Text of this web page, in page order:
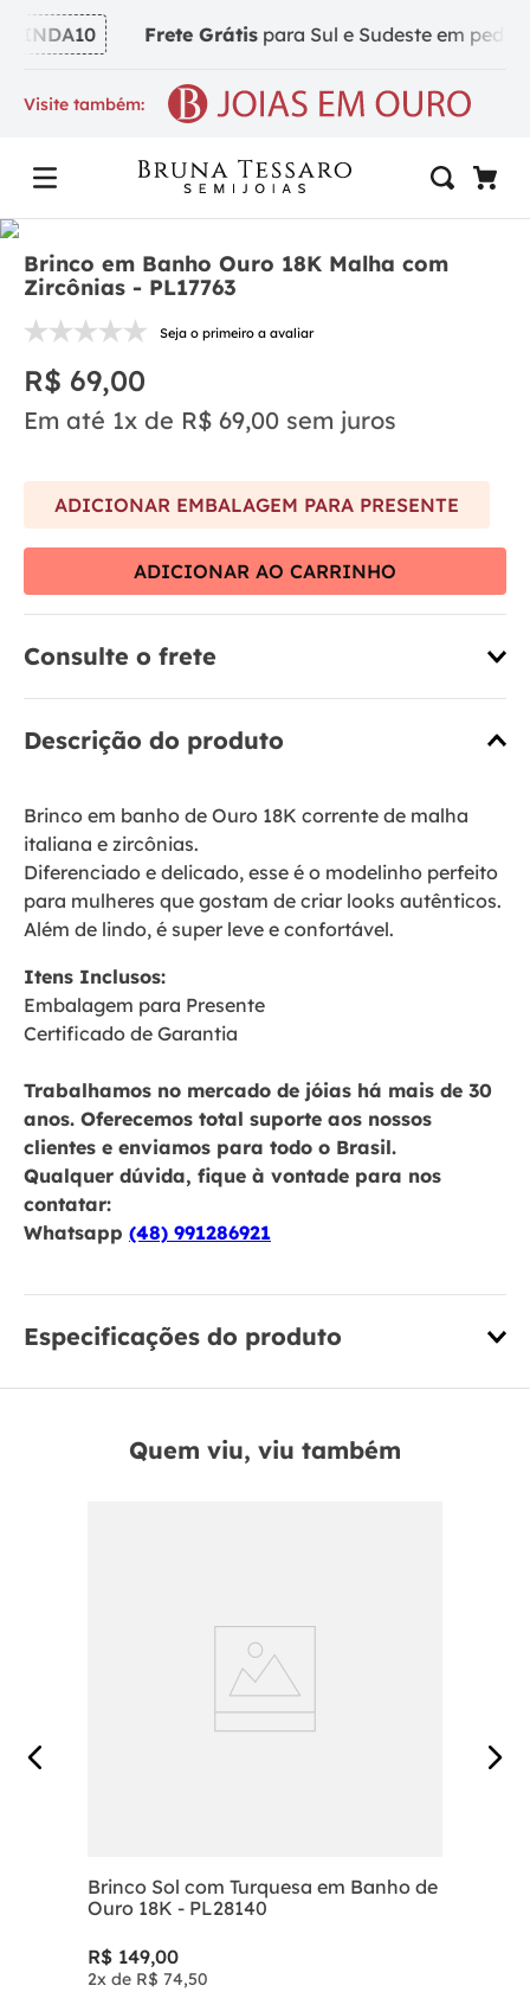
Frete Grátispara Sul e Sudeste em
Visite também:
Brinco em Banho Ouro 18K Malha com
Zircônias - PL17763
Seja o primeiro a avaliar
R$ 69,00
Em até 1x de R$ 69,00 sem juros
ADICIONAR EMBALAGEM PARA PRESENTE
ADICIONAR AO CARRINHO
Consulte o frete
Descrição do produto
Brinco em banho de Ouro 18K corrente de malha
italiana e zircônias.
Diferenciado e delicado, esse é o modelinho perfeito
para mulheres que gostam de criar looks autênticos.
Além de lindo, é super leve e confortável.
Itens Inclusos:
Embalagem para Presente
Certificado de Garantia
Trabalhamos no mercado de jóias há mais de 30
anos. Oferecemos total suporte aos nossos
clientes e enviamos para todo o Brasil.
Qualquer dúvida, fique à vontade para nos
contatar:
Whatsapp (48) 991286921
Especificações do produto
Quem viu, viu também
Brinco Sol com Turquesa em Banho de
Ouro 18K - PL28140
R$ 149,00
2x de R$ 74,50